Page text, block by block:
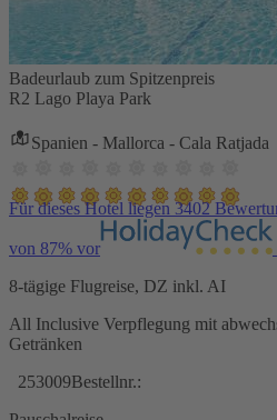
Badeurlaub zum Spitzenpreis
R2 Lago Playa Park
Spanien - Mallorca - Cala Ratjada
Für dieses Hotel liegen 3402
von 87% vor
8-tägige Flugreise, DZ inkl. AI
All Inclusive Verpflegung mit
Getränken
253009Bestellnr.: